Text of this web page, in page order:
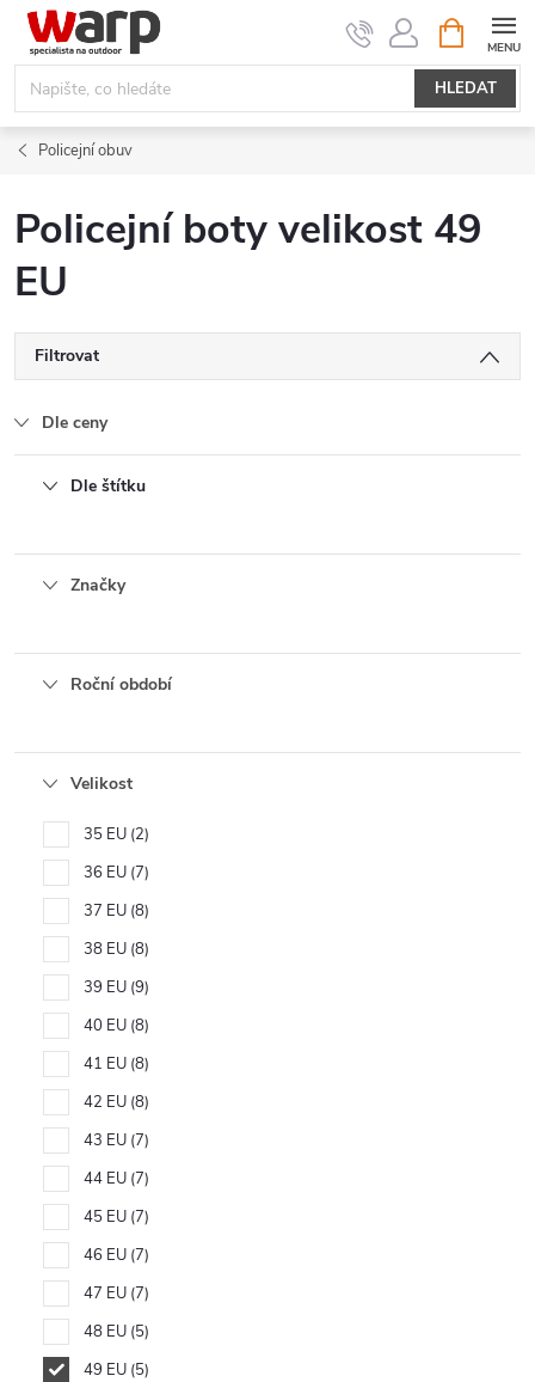
Přejít
obsah
HLEDAT
NÁKUPNÍ
KOŠÍK
Policejní obuv
Policejní boty velikost 49
EU
Filtrovat
Dle ceny
Dle štítku
Značky
Roční období
Velikost
35 EU 2
36 EU 7
37 EU 8
38 EU 8
39 EU 9
40 EU 8
41 EU 8
42 EU 8
43 EU 7
44 EU 7
45 EU 7
46 EU 7
47 EU 7
48 EU 5
49 EU 5